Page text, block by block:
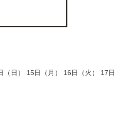
（日） 15日（月） 16日（火） 17日